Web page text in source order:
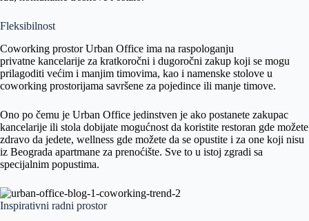
Fleksibilnost
Coworking prostor Urban Office ima na raspologanju
privatne kancelarije za kratkoročni i dugoročni zakup koji se mogu
prilagoditi većim i manjim timovima, kao i namenske stolove u
coworking prostorijama savršene za pojedince ili manje timove.
Ono po čemu je Urban Office jedinstven je ako postanete zakupac
kancelarije ili stola dobijate mogućnost da koristite restoran gde možete
zdravo da jedete, wellness gde možete da se opustite i za one koji nisu
iz Beograda apartmane za prenoćište. Sve to u istoj zgradi sa
specijalnim popustima.
Inspirativni radni prostor